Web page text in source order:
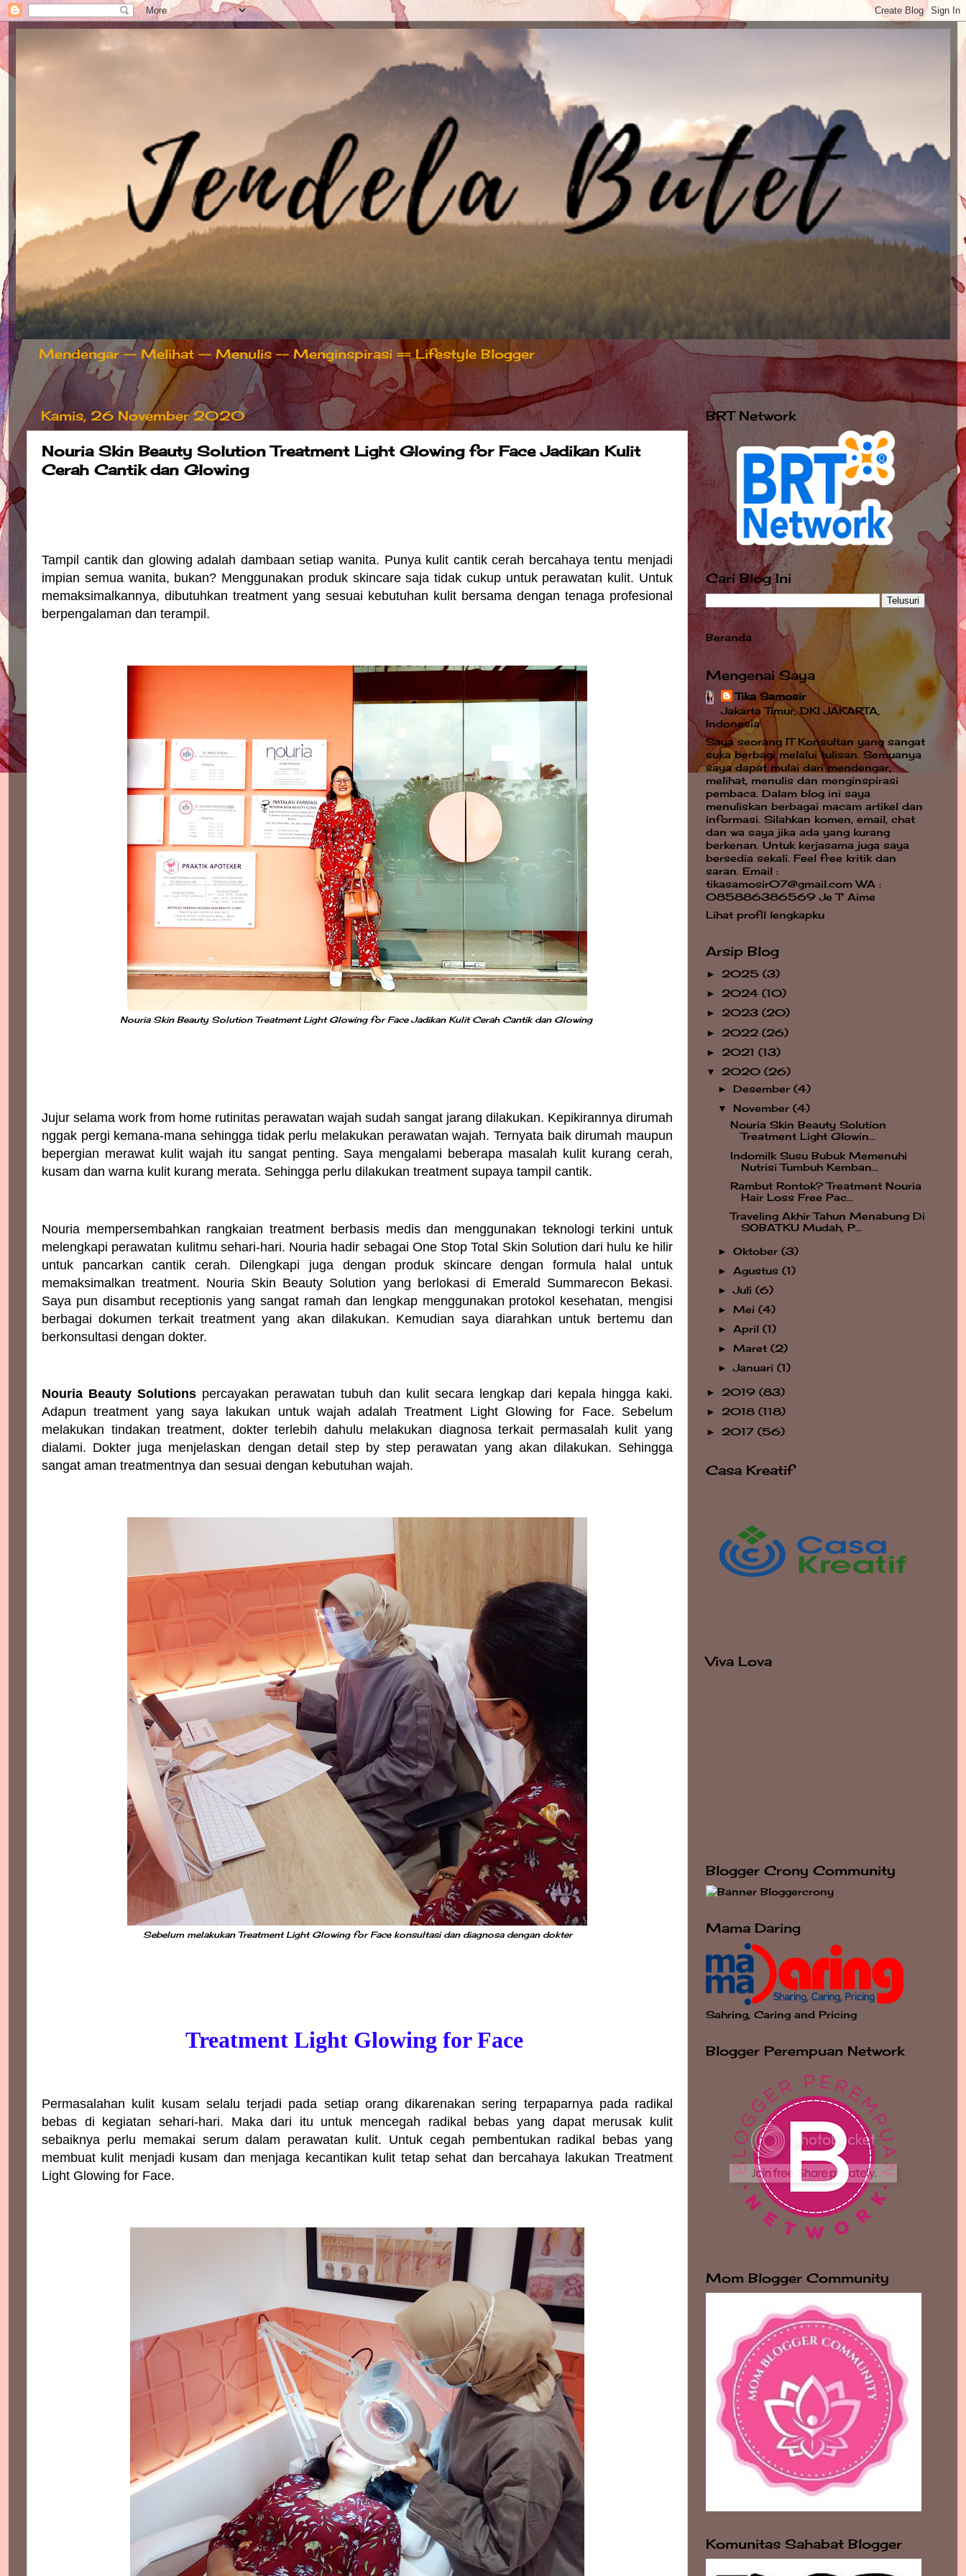
Mendengar -- Melihat -- Menulis -- Menginspirasi == Lifestyle Blogger
Kamis, 26 November 2020
Nouria Skin Beauty Solution Treatment Light Glowing for Face Jadikan Kulit
Cerah Cantik dan Glowing
Tampil cantik dan glowing adalah dambaan setiap wanita. Punya kulit cantik cerah bercahaya tentu menjadi
impian semua wanita, bukan? Menggunakan produk skincare saja tidak cukup untuk perawatan kulit. Untuk
memaksimalkannya, dibutuhkan treatment yang sesuai kebutuhan kulit bersama dengan tenaga profesional
berpengalaman dan terampil.
Nouria Skin Beauty Solution Treatment Light Glowing for Face Jadikan Kulit Cerah Cantik dan Glowing
Jujur selama work from home rutinitas perawatan wajah sudah sangat jarang dilakukan. Kepikirannya dirumah
nggak pergi kemana-mana sehingga tidak perlu melakukan perawatan wajah. Ternyata baik dirumah maupun
bepergian merawat kulit wajah itu sangat penting. Saya mengalami beberapa masalah kulit kurang cerah,
kusam dan warna kulit kurang merata. Sehingga perlu dilakukan treatment supaya tampil cantik.
Nouria mempersembahkan rangkaian treatment berbasis medis dan menggunakan teknologi terkini untuk
melengkapi perawatan kulitmu sehari-hari. Nouria hadir sebagai One Stop Total Skin Solution dari hulu ke hilir
untuk pancarkan cantik cerah. Dilengkapi juga dengan produk skincare dengan formula halal untuk
memaksimalkan treatment. Nouria Skin Beauty Solution yang berlokasi di Emerald Summarecon Bekasi.
Saya pun disambut receptionis yang sangat ramah dan lengkap menggunakan protokol kesehatan, mengisi
berbagai dokumen terkait treatment yang akan dilakukan. Kemudian saya diarahkan untuk bertemu dan
berkonsultasi dengan dokter.
Nouria Beauty Solutions percayakan perawatan tubuh dan kulit secara lengkap dari kepala hingga kaki.
Adapun treatment yang saya lakukan untuk wajah adalah Treatment Light Glowing for Face. Sebelum
melakukan tindakan treatment, dokter terlebih dahulu melakukan diagnosa terkait permasalah kulit yang
dialami. Dokter juga menjelaskan dengan detail step by step perawatan yang akan dilakukan. Sehingga
sangat aman treatmentnya dan sesuai dengan kebutuhan wajah.
Sebelum melakukan Treatment Light Glowing for Face konsultasi dan diagnosa dengan dokter
Treatment Light Glowing for Face
Permasalahan kulit kusam selalu terjadi pada setiap orang dikarenakan sering terpaparnya pada radikal
bebas di kegiatan sehari-hari. Maka dari itu untuk mencegah radikal bebas yang dapat merusak kulit
sebaiknya perlu memakai serum dalam perawatan kulit. Untuk cegah pembentukan radikal bebas yang
membuat kulit menjadi kusam dan menjaga kecantikan kulit tetap sehat dan bercahaya lakukan Treatment
Light Glowing for Face.
BRT Network
Cari Blog Ini
Beranda
Mengenai Saya
Tika Samosir
Jakarta Timur, DKI JAKARTA,
Indonesia
Saya seorang IT Konsultan yang sangat
suka berbagi melalui tulisan. Semuanya
saya dapat mulai dari mendengar,
melihat, menulis dan menginspirasi
pembaca. Dalam blog ini saya
menuliskan berbagai macam artikel dan
informasi. Silahkan komen, email, chat
dan wa saya jika ada yang kurang
berkenan. Untuk kerjasama juga saya
bersedia sekali. Feel free kritik dan
saran. Email :
tikasamosir07@gmail.com WA :
085886386569 Je T' Aime
Lihat profil lengkapku
Arsip Blog
► 2025 (3)
► 2024 (10)
► 2023 (20)
► 2022 (26)
► 2021 (13)
▼ 2020 (26)
►Desember(4)
▼November(4)
Nouria Skin Beauty Solution
Treatment Light Glowin...
Indomilk Susu Bubuk Memenuhi
Nutrisi Tumbuh Kemban...
Rambut Rontok? Treatment Nouria
Hair Loss Free Pac...
Traveling Akhir Tahun Menabung Di
SOBATKU Mudah, P...
►Oktober(3)
►Agustus(1)
►Juli(6)
►Mei(4)
►April(1)
►Maret(2)
►Januari(1)
► 2019 (83)
► 2018 (118)
► 2017 (56)
Casa Kreatif
Viva Lova
Blogger Crony Community
Mama Daring
Sahring, Caring and Pricing
Blogger Perempuan Network
Mom Blogger Community
Komunitas Sahabat Blogger